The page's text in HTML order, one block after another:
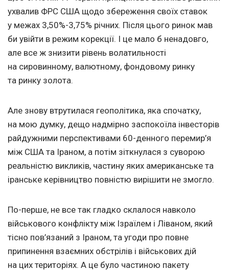
ухвалив ФРС США щодо збереження своїх ставок
у межах 3,50%-3,75% річних. Після цього ринок мав
би увійти в режим корекції. І це мало б ненадовго,
але все ж знизити рівень волатильності
на сировинному, валютному, фондовому ринку
та ринку золота.
Але знову втрутилася геополітика, яка спочатку,
на мою думку, дещо надмірно заспокоїла інвесторів
райдужними перспективами 60-денного перемир’я
між США та Іраном, а потім зіткнулася з суворою
реальністю викликів, частину яких американське та
іранське керівництво повністю вирішити не змогло.
По-перше, не все так гладко склалося навколо
військового конфлікту між Ізраїлем і Ліваном, який
тісно пов’язаний з Іраном, та угоди про повне
припинення взаємних обстрілів і військових дій
на цих територіях. А це було частиною пакету